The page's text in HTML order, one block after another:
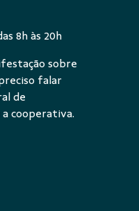
8h às 20h
sobre
falar
de
a cooperativa.